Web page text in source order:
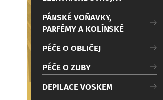
PÁNSKÉ VOŇAVKY,
PARFÉMY A KOLÍNSKÉ
PÉČE O OBLIČEJ
PÉČE O ZUBY
DEPILACE VOSKEM